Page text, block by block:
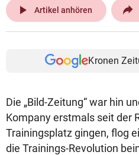
play_arrow Artikel anhören
Kronen
Die „Bild-Zeitung“ war hin
Kompany erstmals seit der
Trainingsplatz gingen, flog
die Trainings-Revolution